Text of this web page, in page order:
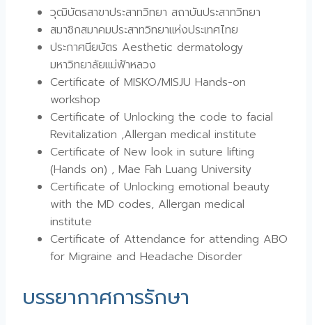
วุฒิบัตรสาขาประสาทวิทยา สถาบันประสาทวิทยา
สมาชิกสมาคมประสาทวิทยาแห่งประเทศไทย
ประกาศนียบัตร Aesthetic dermatology
มหาวิทยาลัยแม่ฟ้าหลวง
Certificate of MISKO/MISJU Hands-on
workshop
Certificate of Unlocking the code to facial
Revitalization ,Allergan medical institute
Certificate of New look in suture lifting
(Hands on) , Mae Fah Luang University
Certificate of Unlocking emotional beauty
with the MD codes, Allergan medical
institute
Certificate of Attendance for attending ABO
for Migraine and Headache Disorder
บรรยากาศการรักษา